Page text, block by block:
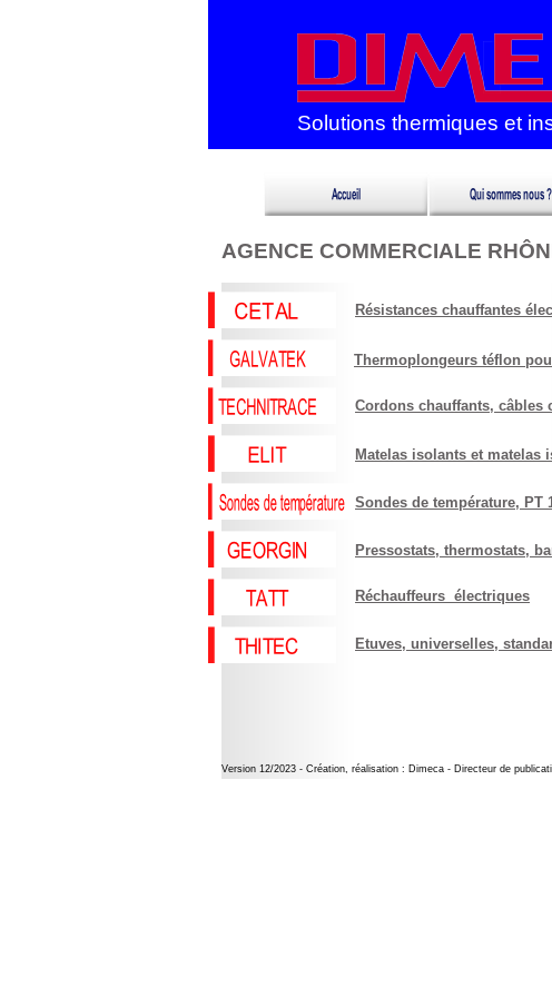
Version 12/2023 - Création, réalisation : Dimeca - Directeur de
Cordons chauffants, câbles
AGENCE COMMERCIALE
Résistances chauffantes
Thermoplongeurs téflon
Sondes de température, PT
Pressostats, thermostats,
Solutions thermiques et
Etuves, universelles,
Réchauffeurs électriques
Matelas isolants et matelas